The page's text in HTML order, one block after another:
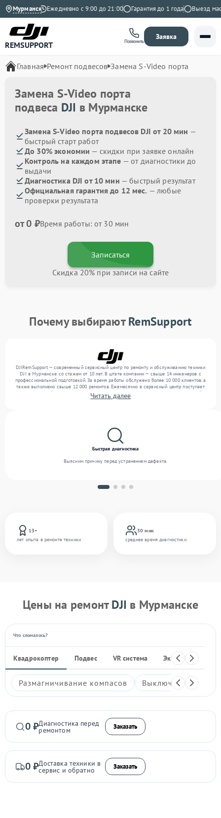
Мурманск
на Яндекс Ежедневно с 9:00 до 21:00 Гарантия до 1 года Выезд
REMSUPPORT Позвонить
Заявка
Главная Ремонт подвесов Замена S-Video порта
Замена S-Video порта
подвеса DJI в Мурманске
Замена S-Video порта подвесов DJI от 20 мин —
быстрый старт работ
До 30% экономии — скидки при заявке онлайн
Контроль на каждом этапе — от диагностики до
выдачи
Диагностика DJI от 10 мин — быстрый результат
Официальная гарантия до 12 мес. — любые
проверки результата
от 0 ₽Время работы: от 30 мин
Записаться
Скидка 20% при записи на сайте
Почему выбираютRemSupport
DJIRemSupport — современный сервисный центр по ремонту и обслуживанию техники
DJI в Мурманске со стажем от 10 лет. В штате компании — свыше 14 инженеров с
профессиональной подготовкой. За время работы обслужено более 10 000 клиентов, а
также выполнено свыше 12 000 ремонтов. Ежемесячно в сервисный центр поступает
более 300 устройств, включая , , . Мы работаем с широким спектром неисправностей и
предлагаем стабильный уровень сервиса благодаря квалификации мастеров.
Читать далее
13+
лет опыта в ремонте техники
30 мин
среднее время диагностики
Быстрая диагностика
Выясним причину перед устранением дефекта.
Цены на ремонтDJI в Мурманске
Что сломалось?
Квадрокоптер Подвес VR система Экшен-камера
Размагничивание компасов Выключается
0 ₽Диагностика перед
ремонтом Заказать
0 ₽Доставка техники в
сервис и обратно Заказать